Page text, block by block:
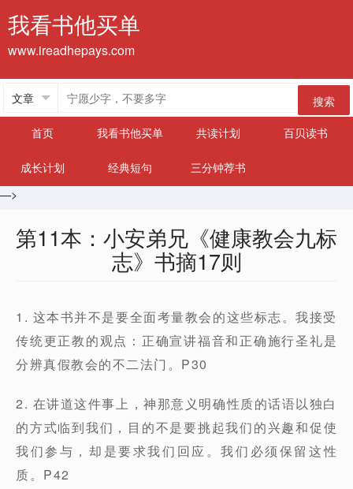
我看书他买单
www.ireadhepays.com
搜索
首页
我看书他买单 共读计划 百贝读书
成长计划 经典短句
三分钟荐书
—>
第11本：小安弟兄《健康教会九标
志》书摘17则
1. 这本书并不是要全面考量教会的这些标志。我接受
传统更正教的观点：正确宣讲福音和正确施行圣礼是
分辨真假教会的不二法门。P30
2. 在讲道这件事上，神那意义明确性质的话语以独白
的方式临到我们，目的不是要挑起我们的兴趣和促使
我们参与，却是要求我们回应。我们必须保留这性
质。P42